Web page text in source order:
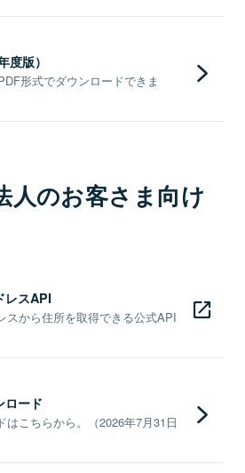
度版）
形式でダウンロードできま
人のお客さま向け
レスAPI
スから住所を取得できる公式API
ロード
こちらから。（2026年7月31日